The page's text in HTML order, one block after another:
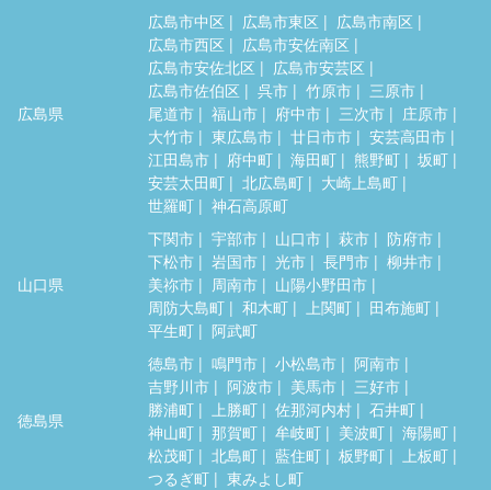
広島県
広島市中区 広島市東区
広島市南区
広島市西区
広島市安佐南区
広島市安佐北区
広島市安芸区
広島市佐伯区
呉市 竹原市
三原市
尾道市
福山市 府中市 三次市
庄原市
大竹市
東広島市 廿日市市
安芸高田市
江田島市
府中町 海田町 熊野町
坂町
安芸太田町
北広島町
大崎上島町
世羅町
神石高原町
山口県
下関市 宇部市 山口市 萩市
防府市
下松市
岩国市 光市 長門市
柳井市
美祢市
周南市
山陽小野田市
周防大島町
和木町 上関町
田布施町
平生町
阿武町
徳島県
徳島市 鳴門市 小松島市
阿南市
吉野川市
阿波市 美馬市
三好市
勝浦町
上勝町 佐那河内村
石井町
神山町
那賀町 牟岐町 美波町
海陽町
松茂町
北島町 藍住町 板野町
上板町
つるぎ町
東みよし町